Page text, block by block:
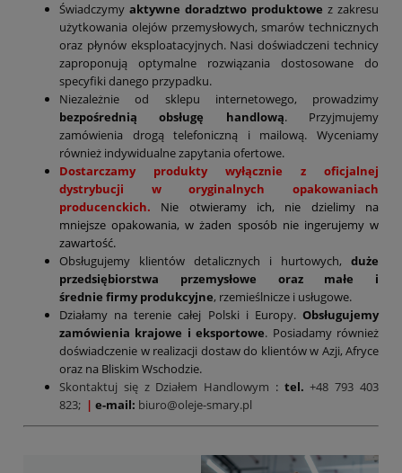
Świadczymy aktywne doradztwo produktowe z zakresu
użytkowania olejów przemysłowych, smarów technicznych
oraz płynów eksploatacyjnych. Nasi doświadczeni technicy
zaproponują optymalne rozwiązania dostosowane do
specyfiki danego przypadku.
Niezależnie od sklepu internetowego, prowadzimy
bezpośrednią obsługę handlową. Przyjmujemy
zamówienia drogą telefoniczną i mailową. Wyceniamy
również indywidualne zapytania ofertowe.
Dostarczamy produkty wyłącznie z oficjalnej
dystrybucji w oryginalnych opakowaniach
producenckich. Nie otwieramy ich, nie dzielimy na
mniejsze opakowania, w żaden sposób nie ingerujemy w
zawartość.
Obsługujemy klientów detalicznych i hurtowych, duże
przedsiębiorstwa przemysłowe oraz małe i
średnie firmy produkcyjne, rzemieślnicze i usługowe.
Działamy na terenie całej Polski i Europy. Obsługujemy
zamówienia krajowe i eksportowe. Posiadamy również
doświadczenie w realizacji dostaw do klientów w Azji, Afryce
oraz na Bliskim Wschodzie.
Skontaktuj się z Działem Handlowym : tel.+48 793 403
823; | e-mail: biuro@oleje-smary.pl